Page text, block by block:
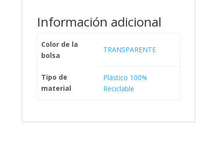
Información adicional
Color de la
bolsa
TRANSPARENTE
Tipo de
material
Plástico 100%
Reciclable